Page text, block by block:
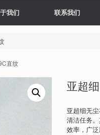
我们 联系我们
直纹
亚超
亚超细无
清洁任务
效率，广